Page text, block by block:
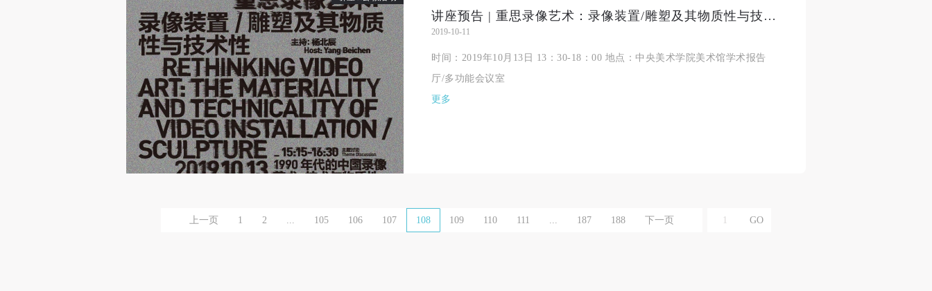
讲座预告 | 重思录像艺术：录像装置/雕塑及其物质性与技术性
2019-10-11
时间：2019年10月13日 13：30-18：00 地点：中央美术学院美术馆学术报告
厅/多功能会议室
更多
上一页 1 2 ... 105 106 107 108 109 110 111 ... 187 188 下一页
（1）、甲方为本协议中的肖像权人，自愿将自己的肖像权许可乙方作符合本
协议约定和法律规定的用途。
（2）、乙方中央美术学院美术馆是一所具有标志性、专业性、国际化的现代
公共美术馆。中央美术学院美术馆与时代同行，努力塑造一个开放、自由、
学术的空间氛围，竭诚与各单位、企业、机构、艺术家和观众进行良好互
动。以学院的学术研究为基础，积极策划国际、国内多视角、多领域的展
览、论坛及公共教育活动，为美院师生、中外艺术家以及社会公众提供一个
交流、学习、展示的平台。作为一家公益性单位，其开展的公共教育活动以
（3）、乙方为甲方拍摄中央美术学院公共教育部所有公教活动。
（1）、甲方为本协议中的肖像权人，自愿将自己的肖像权许可乙方作符合本
协议约定和法律规定的用途。
（2）、乙方中央美术学院美术馆是一所具有标志性、专业性、国际化的现代
公共美术馆。中央美术学院美术馆与时代同行，努力塑造一个开放、自由、
学术的空间氛围，竭诚与各单位、企业、机构、艺术家和观众进行良好互
动。以学院的学术研究为基础，积极策划国际、国内多视角、多领域的展
览、论坛及公共教育活动，为美院师生、中外艺术家以及社会公众提供一个
交流、学习、展示的平台。作为一家公益性单位，其开展的公共教育活动以
（3）、乙方为甲方拍摄中央美术学院公共教育部所有公教活动。
（1）、甲方为本协议中的肖像权人，自愿将自己的肖像权许可乙方作符合本
协议约定和法律规定的用途。
（2）、乙方中央美术学院美术馆是一所具有标志性、专业性、国际化的现代
公共美术馆。中央美术学院美术馆与时代同行，努力塑造一个开放、自由、
学术的空间氛围，竭诚与各单位、企业、机构、艺术家和观众进行良好互
动。以学院的学术研究为基础，积极策划国际、国内多视角、多领域的展
览、论坛及公共教育活动，为美院师生、中外艺术家以及社会公众提供一个
交流、学习、展示的平台。作为一家公益性单位，其开展的公共教育活动以
（3）、乙方为甲方拍摄中央美术学院公共教育部所有公教活动。